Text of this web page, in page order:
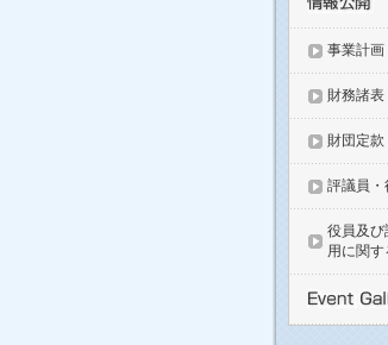
事業計画
財務諸表
財団定款
評議員・
役員及び
用に関す